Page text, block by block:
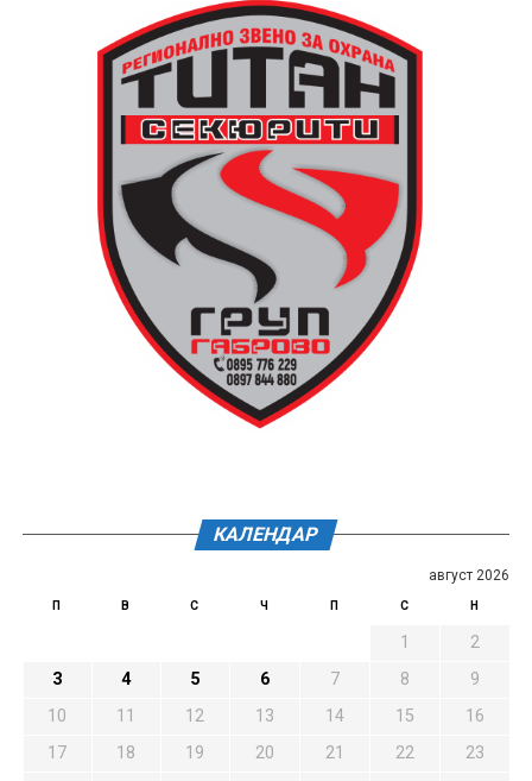
КАЛЕНДАР
август 2026
П В С Ч П С Н
1
2
3
4 5 6 7 8
9
10
11 12 13 14 15
16
17
18 19 20 21 22
23